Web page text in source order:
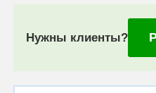
Нужны клиенты?